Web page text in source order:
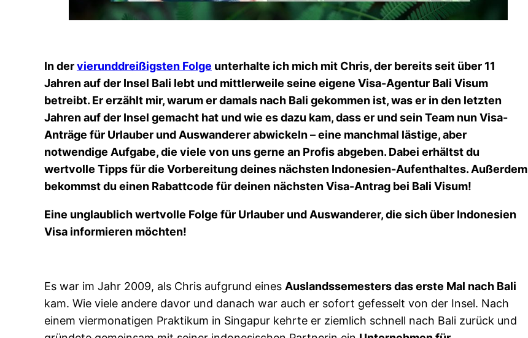
In dervierunddreißigsten Folge unterhalte ich mich mit Chris, der bereits seit über 11
Jahren auf der Insel Bali lebt und mittlerweile seine eigene Visa-Agentur Bali Visum
betreibt. Er erzählt mir, warum er damals nach Bali gekommen ist, was er in den letzten
Jahren auf der Insel gemacht hat und wie es dazu kam, dass er und sein Team nun Visa-
Anträge für Urlauber und Auswanderer abwickeln – eine manchmal lästige, aber
notwendige Aufgabe, die viele von uns gerne an Profis abgeben. Dabei erhältst du
wertvolle Tipps für die Vorbereitung deines nächsten Indonesien-Aufenthaltes. Außerdem
bekommst du einen Rabattcode für deinen nächsten Visa-Antrag bei Bali Visum!
Eine unglaublich wertvolle Folge für Urlauber und Auswanderer, die sich über Indonesien
Visa informieren möchten!
Es war im Jahr 2009, als Chris aufgrund eines Auslandssemesters das erste Mal nach Bali
kam. Wie viele andere davor und danach war auch er sofort gefesselt von der Insel. Nach
einem viermonatigen Praktikum in Singapur kehrte er ziemlich schnell nach Bali zurück und